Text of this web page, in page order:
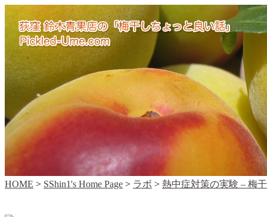
HOME > SShin1's Home Page > ラボ > 熱中症対策の実験 – 梅